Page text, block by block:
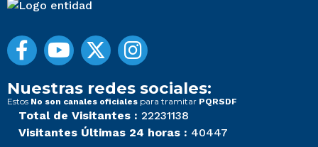
Nuestras redes sociales:
Estos No son canales oficiales para tramitar PQRSDF
Total de Visitantes : 22231138
Visitantes Últimas 24 horas : 40447